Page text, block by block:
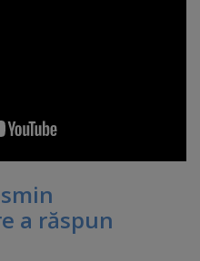
a răspun